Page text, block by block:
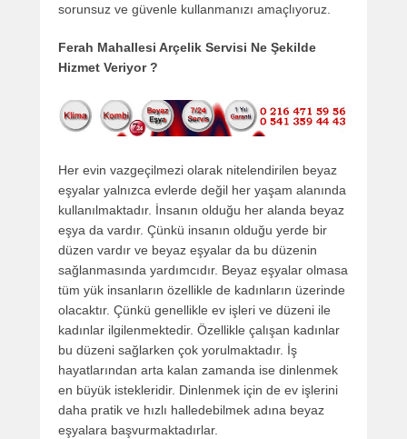
sorunsuz ve güvenle kullanmanızı amaçlıyoruz.
Ferah Mahallesi Arçelik Servisi Ne Şekilde
Hizmet Veriyor ?
Her evin vazgeçilmezi olarak nitelendirilen beyaz
eşyalar yalnızca evlerde değil her yaşam alanında
kullanılmaktadır. İnsanın olduğu her alanda beyaz
eşya da vardır. Çünkü insanın olduğu yerde bir
düzen vardır ve beyaz eşyalar da bu düzenin
sağlanmasında yardımcıdır. Beyaz eşyalar olmasa
tüm yük insanların özellikle de kadınların üzerinde
olacaktır. Çünkü genellikle ev işleri ve düzeni ile
kadınlar ilgilenmektedir. Özellikle çalışan kadınlar
bu düzeni sağlarken çok yorulmaktadır. İş
hayatlarından arta kalan zamanda ise dinlenmek
en büyük istekleridir. Dinlenmek için de ev işlerini
daha pratik ve hızlı halledebilmek adına beyaz
eşyalara başvurmaktadırlar.